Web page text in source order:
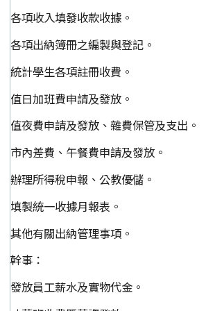
各項收入填發收款收據。
各項出納簿冊之編製與登記。
統計學生各項註冊收費。
值日加班費申請及發放。
值夜費申請及發放、雜費保管及支出。
市內差費、午餐費申請及發放。
辦理所得稅申報、公教優儲。
填製統一收據月報表。
其他有關出納管理事項。
幹事：
發放員工薪水及實物代金。